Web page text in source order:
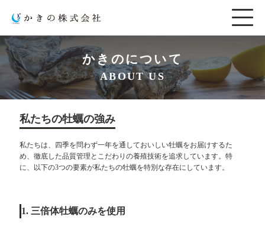
かきのについて
ABOUT US
私たちの牡蠣の強み
私たちは、四季を問わず一年を通しておいしい牡蠣をお届けするた
め、徹底した品質管理とこだわりの養殖技術を追求しています。特
に、以下の3つの要素が私たちの牡蠣を特別な存在にしています。
1. 三倍体牡蠣のみを使用